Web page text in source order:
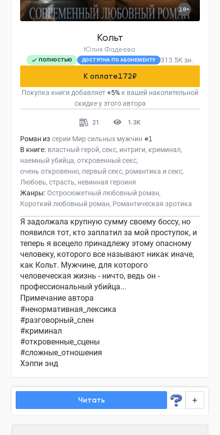
18+
Кольт
Юлия Фадеева
ПОЛНОСТЬЮ ДОСТУПНА ПО АБОНЕМЕНТУ 313.5K зн.
К оплате172₽
Покупка книги добавляет+5% к вашей накопительной
скидке у этого автора
21 1.3K
Роман из серии Мир сильных мужчин #1
В книге: властный герой секс интриги криминал
наемный убийца откровенный секс
очень откровенно первый секс романтика и секс
Любовь страсть невинная героиня
Жанры: Остросюжетный любовный роман
Короткий любовный роман Романтическая эротика
Я задолжала крупную сумму своему боссу, но
появился тот, кто заплатил за мой проступок, и
теперь я всецело принадлежу этому опасному
человеку, которого все называют никак иначе,
как Кольт. Мужчине, для которого
человеческая жизнь - ничто, ведь он -
профессиональный убийца...
Примечание автора
#ненормативная_лексика
#разговорный_слен
#криминал
#откровенные_сцены
#сложные_отношения
Хэппи энд
Читать